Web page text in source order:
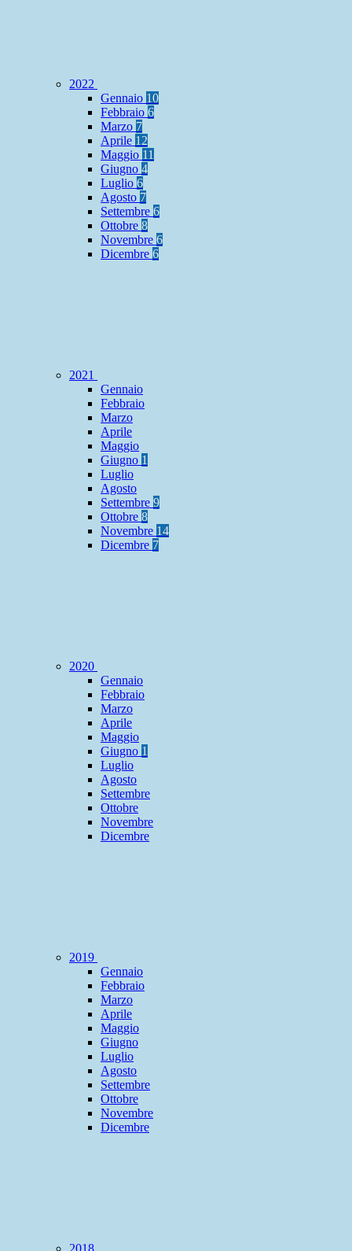
2022
Gennaio 10
Febbraio 6
Marzo 7
Aprile 12
Maggio 11
Giugno 4
Luglio 6
Agosto 7
Settembre 6
Ottobre 8
Novembre 6
Dicembre 6
2021
Gennaio
Febbraio
Marzo
Aprile
Maggio
Giugno 1
Luglio
Agosto
Settembre 9
Ottobre 8
Novembre 14
Dicembre 7
2020
Gennaio
Febbraio
Marzo
Aprile
Maggio
Giugno 1
Luglio
Agosto
Settembre
Ottobre
Novembre
Dicembre
2019
Gennaio
Febbraio
Marzo
Aprile
Maggio
Giugno
Luglio
Agosto
Settembre
Ottobre
Novembre
Dicembre